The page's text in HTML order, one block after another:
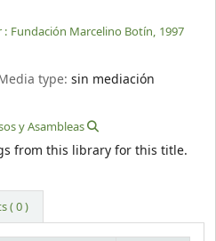
: Fundación Marcelino Botín, 1997
type:sin mediación
y Asambleas
from this library for this title.
( 0 )